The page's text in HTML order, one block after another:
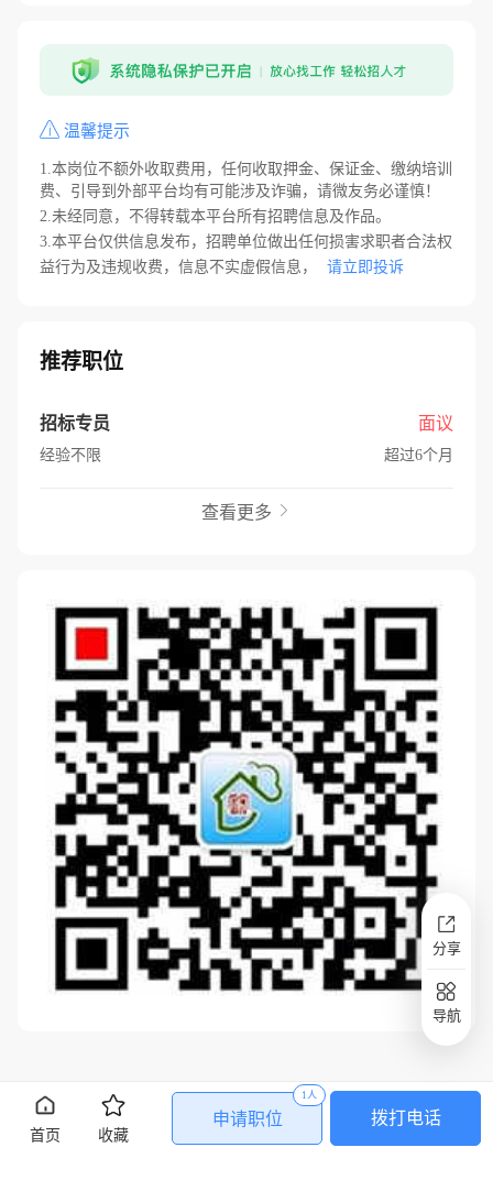
温馨提示
1.本岗位不额外收取费用，任何收取押金、保证金、缴纳培训
费、引导到外部平台均有可能涉及诈骗，请微友务必谨慎！
2.未经同意，不得转载本平台所有招聘信息及作品。
3.本平台仅供信息发布，招聘单位做出任何损害求职者合法权
益行为及违规收费，信息不实虚假信息，
请立即投诉
推荐职位
招标专员 面议
经验不限 超过6个月
查看更多 
首页 收藏
申请职位
1人
拨打电话
分享
导航